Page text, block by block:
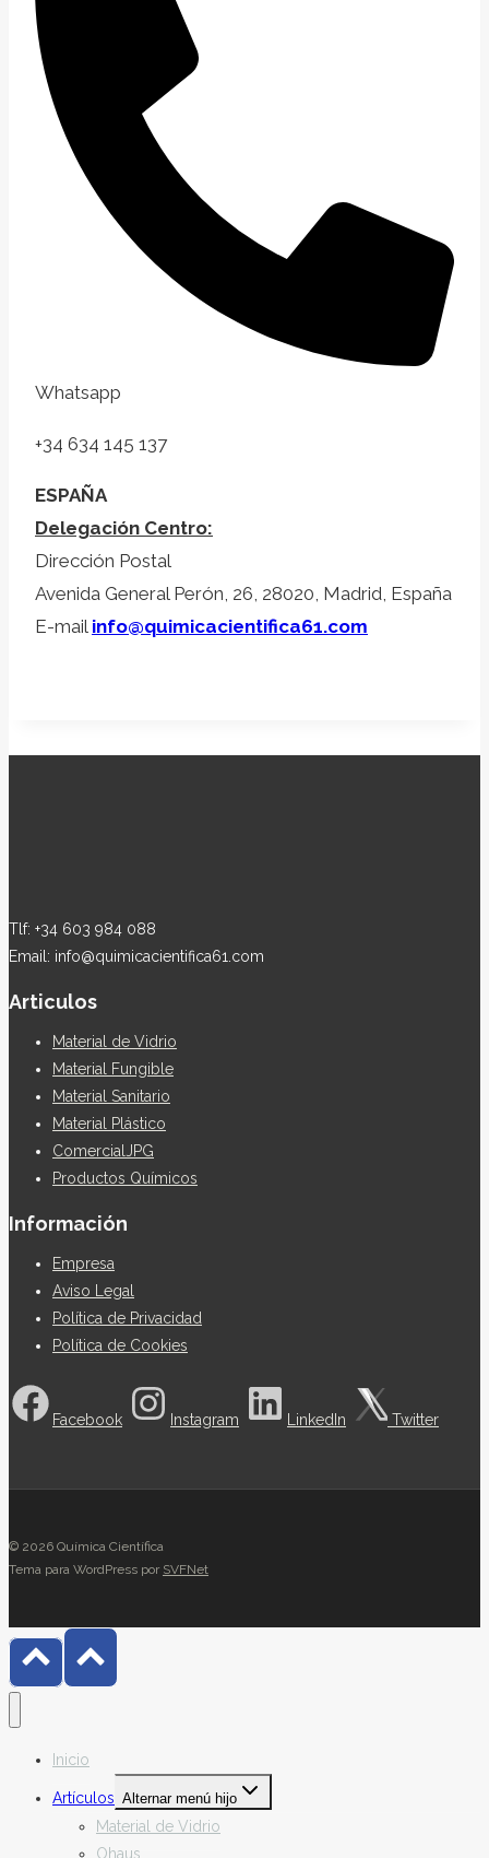
Whatsapp
+34 634 145 137
ESPAÑA
Delegación Centro:
Dirección Postal
Avenida General Perón, 26, 28020, Madrid, España
E-mail info@quimicacientifica61.com
Tlf: +34 603 984 088
Email: info@quimicacientifica61.com
Articulos
Material de Vidrio
Material Fungible
Material Sanitario
Material Plástico
ComercialJPG
Productos Químicos
Información
Empresa
Aviso Legal
Política de Privacidad
Política de Cookies
Facebook Instagram LinkedIn Twitter
© 2026 Química Científica
Tema para WordPress por SVFNet
Inicio
Artículos Alternar menú hijo
Material de Vidrio
Ohaus